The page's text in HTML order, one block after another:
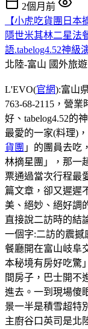
2個月前
【小虎吃貨團日
隱世米其林二星法
語.tabelog4.52神級
北陸-富山 國外旅遊
L'EVO(官網):富山
763-68-2115，營
好、tabelog4.52的
最愛的一家(料理)
貨團 」的團員去吃
林摘星團」，那一
票通過當次行程最
篇文章，卻又遲遲
美、絕妙、絕好調
直接說二訪時的結
一個字:二訪的震撼
餐廳開在富山岐阜
本秘境有房好吃驚
間房子，巴士開不
進去。一到現場傻
景一半是積雪超特
主廚谷口英司是北